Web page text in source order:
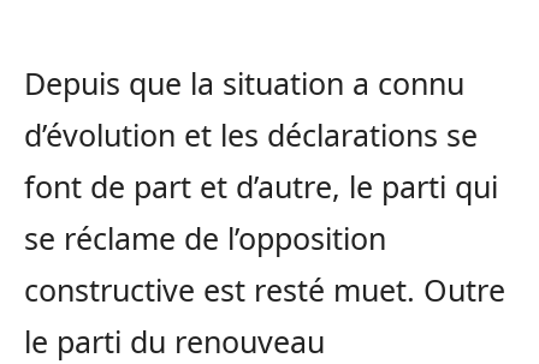
Depuis que la situation a connu
d’évolution et les déclarations se
font de part et d’autre, le parti qui
se réclame de l’opposition
constructive est resté muet. Outre
le parti du renouveau